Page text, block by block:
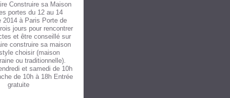
Construire sa Maison
portes du 12 au 14
2014 à Paris Porte de
jours pour rencontrer
et être conseillé sur
construire sa maison
choisir (maison
ou traditionnelle).
et samedi de 10h
de 10h à 18h Entrée
gratuite